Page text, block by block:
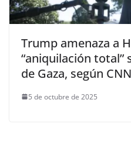
Trump amenaza a
“aniquilación total”
de Gaza, según CNN
5 de octubre de 2025